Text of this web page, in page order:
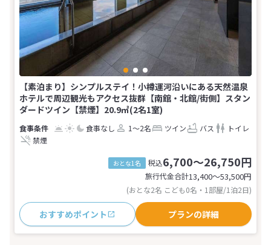
【素泊まり】シンプルステイ！小樽運河沿いにある天然温泉
ホテルで周辺観光もアクセス抜群【南館・北館/街側】スタン
ダードツイン【禁煙】20.9㎡(2名1室)
食事なし 1～2名 ツイン バス
トイレ
禁煙
おとな1名 税込6,700～26,750円
旅行代金合計13,400〜53,500円
(おとな2名 こども0名・1部屋/1泊2日)
おすすめポイント プランの詳細